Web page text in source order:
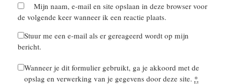
Mijn naam, e-mail en site opslaan in deze browser voor
de volgende keer wanneer ik een reactie plaats.
Stuur me een e-mail als er gereageerd wordt op mijn
bericht.
Wanneer je dit formulier gebruikt, ga je akkoord met de
opslag en verwerking van je gegevens door deze site. *